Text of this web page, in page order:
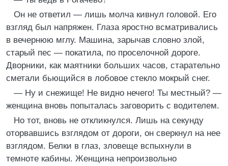
Он не ответил — лишь молча кивнул головой. Его
взгляд был напряжен. Глаза яростно всматривались
в вечернюю мглу. Машина, зарычав словно злой,
старый пес — покатила, по проселочной дороге.
Дворники, как маятники больших часов, старательно
сметали бьющийся в лобовое стекло мокрый снег.
— Ну и снежище! Не видно нечего! Ты местный? —
женщина вновь попыталась заговорить с водителем.
Но тот, вновь не откликнулся. Лишь на секунду
оторвавшись взглядом от дороги, он сверкнул на нее
взглядом. Белки в глаз, зловеще вспыхнули в
темноте кабины. Женщина непроизвольно